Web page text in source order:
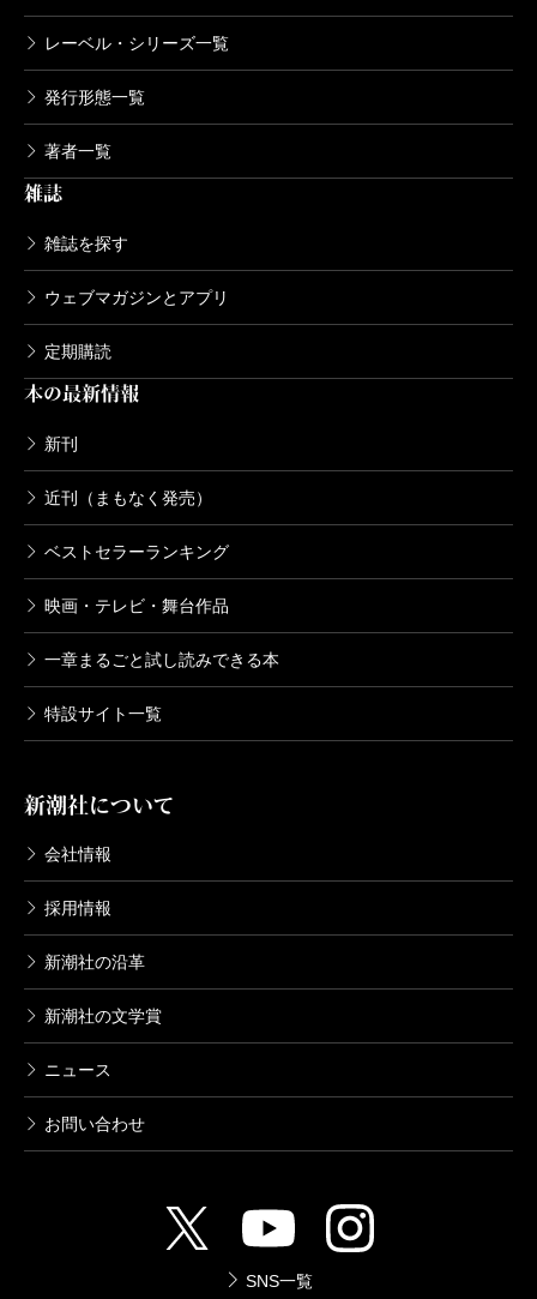
レーベル・シリーズ一覧
発行形態一覧
著者一覧
雑誌
雑誌を探す
ウェブマガジンとアプリ
定期購読
本の最新情報
新刊
近刊（まもなく発売）
ベストセラーランキング
映画・テレビ・舞台作品
一章まるごと試し読みできる本
特設サイト一覧
新潮社について
会社情報
採用情報
新潮社の沿革
新潮社の文学賞
ニュース
お問い合わせ
SNS一覧